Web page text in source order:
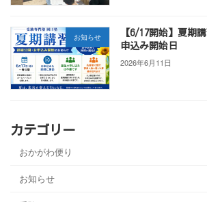
お知らせ
【6/17開始】夏期
申込み開始日
2026年6月11日
カテゴリー
おかがわ便り
お知らせ